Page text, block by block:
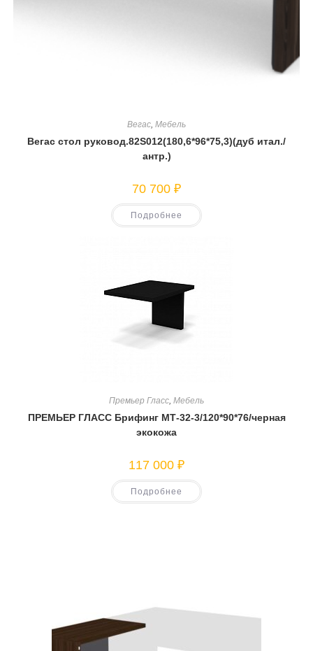
Вегас, Мебель
Вегас стол руковод.82S012(180,6*96*75,3)(дуб итал./
антр.)
70 700 ₽
Подробнее
Премьер Гласс Мебель
ПРЕМЬЕР ГЛАСС Брифинг МТ-32-3/120*90*76/черная
экокожа
117 000 ₽
Подробнее